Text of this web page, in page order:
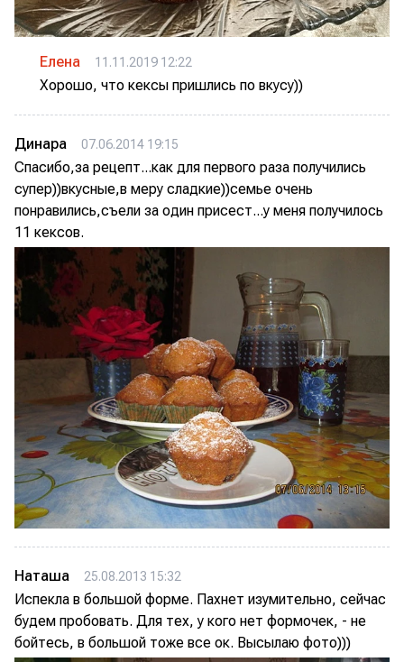
Елена 11.11.2019 12:22
Хорошо, что кексы пришлись по вкусу))
Динара 07.06.2014 19:15
Спасибо,за рецепт...как для первого раза получились
супер))вкусные,в меру сладкие))семье очень
понравились,съели за один присест...у меня получилось
11 кексов.
Наташа 25.08.2013 15:32
Испекла в большой форме. Пахнет изумительно, сейчас
будем пробовать. Для тех, у кого нет формочек, - не
бойтесь, в большой тоже все ок. Высылаю фото)))